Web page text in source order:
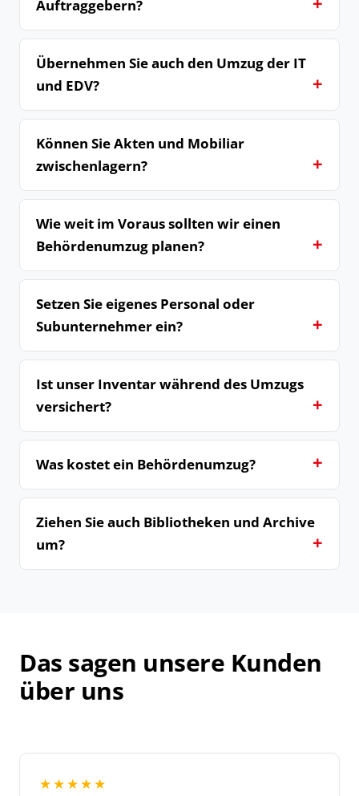
Auftraggebern?
Übernehmen Sie auch den Umzug der IT
und EDV?
Können Sie Akten und Mobiliar
zwischenlagern?
Wie weit im Voraus sollten wir einen
Behördenumzug planen?
Setzen Sie eigenes Personal oder
Subunternehmer ein?
Ist unser Inventar während des Umzugs
versichert?
Was kostet ein Behördenumzug?
Ziehen Sie auch Bibliotheken und Archive
um?
Das sagen unsere Kunden
über uns
★★★★★